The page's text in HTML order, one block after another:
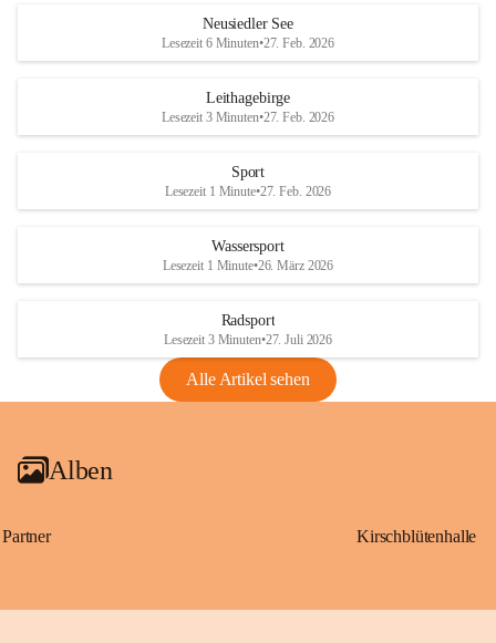
S
und den daraus folgenden wirtschaftlichen
Maßnahmen zur Bekämpfung
Rebe und der Amerikanischen
Anhang VBl. EU Nr. 18
1 Seite•1,4 MB
VBl. EU Nr. 18_2026
r
S
Neusiedler See
Lesezeit 6 Minuten•27. Feb. 2026
Leithagebirge
Lesezeit 3 Minuten•27. Feb. 2026
Sport
Lesezeit 1 Minute•27. Feb. 2026
Wassersport
Lesezeit 1 Minute•26. März 2026
Radsport
Lesezeit 3 Minuten•27. Juli 2026
Alle Artikel sehen
Alben
Partner Kirschblütenhalle